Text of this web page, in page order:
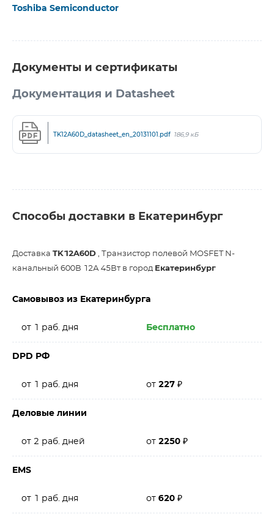
Toshiba Semiconductor
Документы и сертификаты
Документация и Datasheet
TK12A60D_datasheet_en_20131101.pdf 186,9 кБ
Способы доставки в Екатеринбург
Доставка TK12A60D , Транзистор полевой MOSFET N-
канальный 600В 12А 45Вт в город Екатеринбург
Самовывоз из Екатеринбурга
от 1 раб. дня Бесплатно
DPD РФ
от 1 раб. дня от 227 ₽
Деловые линии
от 2 раб. дней от 2250 ₽
EMS
от 1 раб. дня от 620 ₽